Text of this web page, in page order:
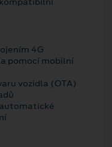
4G
pomocí mobilní
vozidla (OTA)